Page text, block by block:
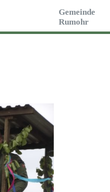
Gemeinde
Rumohr